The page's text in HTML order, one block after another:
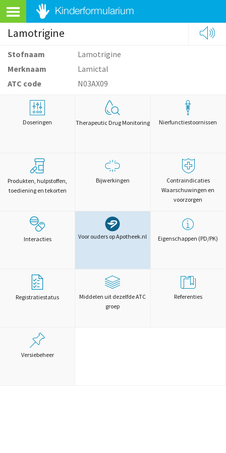
Lamotrigine
Stofnaam
Lamotrigine
Merknaam
Lamictal
ATC code
N03AX09
Doseringen Therapeutic Drug Monitoring Nierfunctiestoornissen
Produkten, hulpstoffen,
toediening en tekorten
Bijwerkingen
Contraindicaties
Waarschuwingen en
voorzorgen
Interacties Voor ouders op Apotheek.nl Eigenschappen (PD/PK)
Registratiestatus
Middelen uit dezelfde ATC
groep
Referenties
Versiebeheer